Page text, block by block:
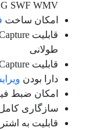
SWF WMV
امکان ساخت
طولانی
قابلیت Text Capture یا عکسبرداری متنی
دارا بودن
امكان ضبط
سازگاری کامل
قابلیت به